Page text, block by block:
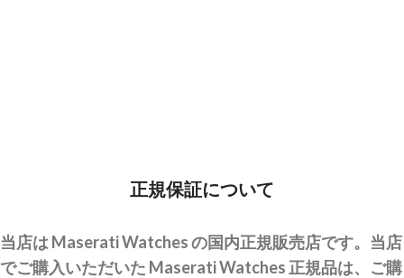
正規保証について
当店は Maserati Watches の国内正規販売店です。当店
でご購入いただいた Maserati Watches 正規品は、ご購